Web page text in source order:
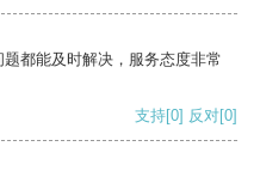
都能及时解决，服务态度非常
支持[0] 反对[0]